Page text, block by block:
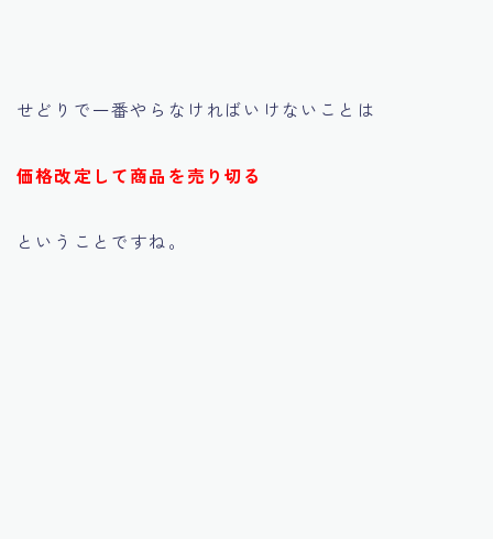
せどりで一番やらなければいけないことは
価格改定して商品を売り切る
ということですね。